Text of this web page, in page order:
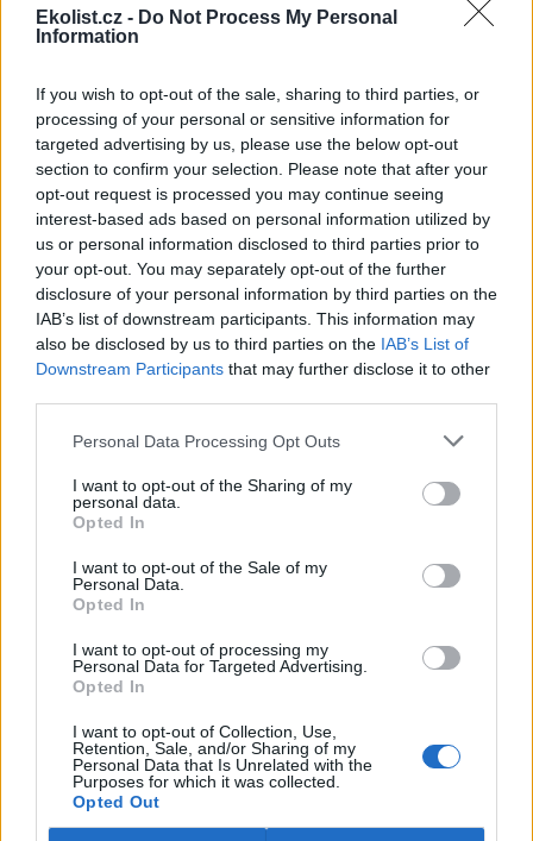
Ekolist.cz - Do Not Process My Personal
Information
If you wish to opt-out of the sale, sharing to third parties, or
processing of your personal or sensitive information for
targeted advertising by us, please use the below opt-out
section to confirm your selection. Please note that after your
opt-out request is processed you may continue seeing
interest-based ads based on personal information utilized by
us or personal information disclosed to third parties prior to
your opt-out. You may separately opt-out of the further
disclosure of your personal information by third parties on the
IAB’s list of downstream participants. This information may
also be disclosed by us to third parties on the IAB’s List of
Downstream Participants that may further disclose it to other
Personal Data Processing Opt Outs
I want to opt-out of the Sharing of my
personal data.
Opted In
I want to opt-out of the Sale of my
Personal Data.
Opted In
I want to opt-out of processing my
Personal Data for Targeted Advertising.
Opted In
I want to opt-out of Collection, Use,
Retention, Sale, and/or Sharing of my
Personal Data that Is Unrelated with the
Purposes for which it was collected.
Opted Out
jehož podíl má podle evropské legislativy postupně klesat,
a zároveň zvyšovat míru třídění. "Dá se předpokládat, že
prostředí. Než abychom čekali na poslední chvíli, až se to
spustí, připravili jsme tento projekt, abychom ho vyzkoušeli
ve vybraných lokalitách a ověřili jeho efektivitu, zájem
občanů i úspory při likvidaci směsného odpadu," řekl.
reklama
tisknout poslat
BEZK využívá agenturní zpravodajství ČTK, která si vyhrazuje
veškerá práva. Publikování nebo další šíření obsahu ze zdrojů ČTK